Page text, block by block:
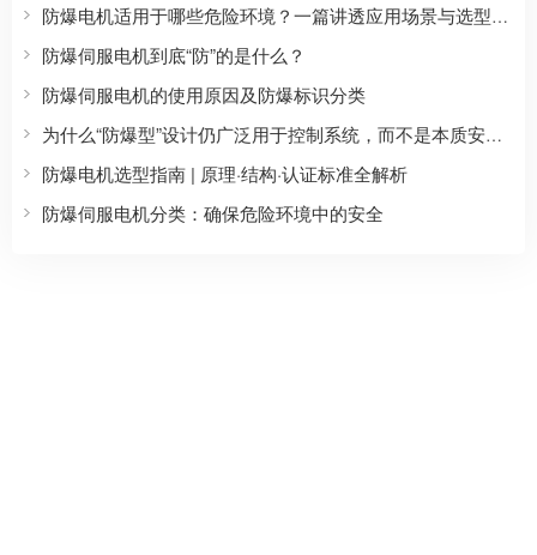
防爆电机适用于哪些危险环境？一篇讲透应用场景与选型逻辑的深度解析
防爆伺服电机到底“防”的是什么？
防爆伺服电机的使用原因及防爆标识分类
为什么“防爆型”设计仍广泛用于控制系统，而不是本质安全型？
防爆电机选型指南 | 原理·结构·认证标准全解析
防爆伺服电机分类：确保危险环境中的安全